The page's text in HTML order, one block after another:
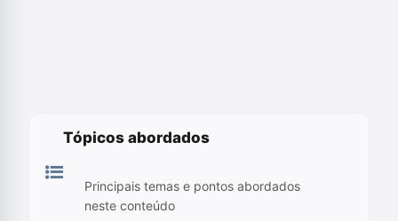
Tópicos abordados
Principais temas e pontos abordados
neste conteúdo